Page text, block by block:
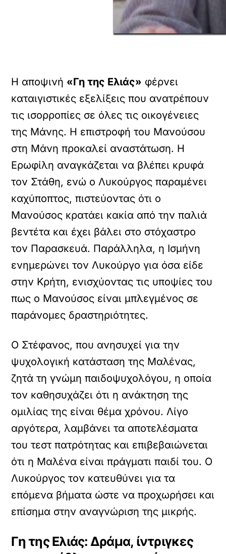
Η αποψινή «Γη της Ελιάς» φέρνει
καταιγιστικές εξελίξεις που ανατρέπουν
τις ισορροπίες σε όλες τις οικογένειες
της Μάνης. Η επιστροφή του Μανούσου
στη Μάνη προκαλεί αναστάτωση. Η
Ερωφίλη αναγκάζεται να βλέπει κρυφά
τον Στάθη, ενώ ο Λυκούργος παραμένει
καχύποπτος, πιστεύοντας ότι ο
Μανούσος κρατάει κακία από την παλιά
βεντέτα και έχει βάλει στο στόχαστρο
τον Παρασκευά. Παράλληλα, η Ισμήνη
ενημερώνει τον Λυκούργο για όσα είδε
στην Κρήτη, ενισχύοντας τις υποψίες του
πως ο Μανούσος είναι μπλεγμένος σε
παράνομες δραστηριότητες.
Ο Στέφανος, που ανησυχεί για την
ψυχολογική κατάσταση της Μαλένας,
ζητά τη γνώμη παιδοψυχολόγου, η οποία
τον καθησυχάζει ότι η ανάκτηση της
ομιλίας της είναι θέμα χρόνου. Λίγο
αργότερα, λαμβάνει τα αποτελέσματα
του τεστ πατρότητας και επιβεβαιώνεται
ότι η Μαλένα είναι πράγματι παιδί του. Ο
Λυκούργος τον κατευθύνει για τα
επόμενα βήματα ώστε να προχωρήσει και
επίσημα στην αναγνώριση της μικρής.
Γη της Ελιάς: Δράμα, ίντριγκες